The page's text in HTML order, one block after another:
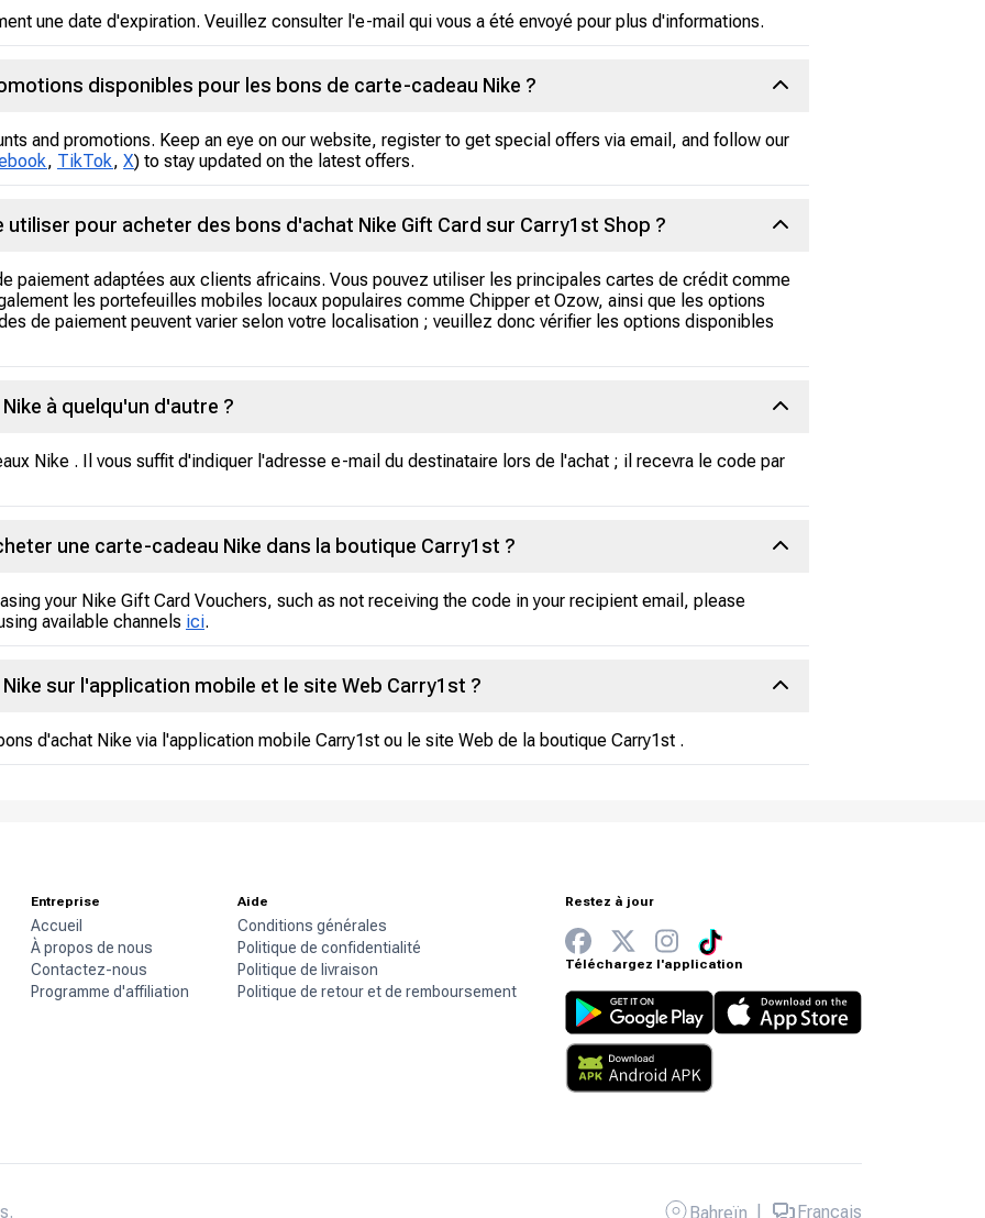
une date d'expiration. Veuillez consulter l'e-mail qui vous a été envoyé pour plus d'informations.
disponibles pour les bons de carte-cadeau Nike ?
and promotions. Keep an eye on our website, register to get special offers via email, and follow our
, TikTok, X) to stay updated on the latest offers.
pour acheter des bons d'achat Nike Gift Card sur Carry1st Shop ?
paiement adaptées aux clients africains. Vous pouvez utiliser les principales cartes de crédit comme
les portefeuilles mobiles locaux populaires comme Chipper et Ozow, ainsi que les options
de paiement peuvent varier selon votre localisation ; veuillez donc vérifier les options disponibles
à quelqu'un d'autre ?
Nike . Il vous suffit d'indiquer l'adresse e-mail du destinataire lors de l'achat ; il recevra le code par
une carte-cadeau Nike dans la boutique Carry1st ?
your Nike Gift Card Vouchers, such as not receiving the code in your recipient email, please
available channels ici.
sur l'application mobile et le site Web Carry1st ?
d'achat Nike via l'application mobile Carry1st ou le site Web de la boutique Carry1st .
Entreprise
Accueil
À propos de nous
Contactez-nous
Programme d'affiliation
Aide
Conditions générales
Politique de confidentialité
Politique de livraison
Politique de retour et de remboursement
Restez à jour
Téléchargez l'application
Bahreïn Français